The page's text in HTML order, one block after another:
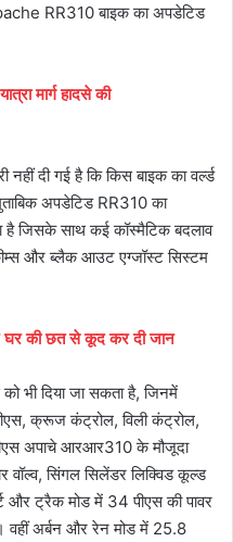
RR310 बाइक का अपडेटिड
मार्ग हादसे की
दी गई है कि किस बाइक का वर्ल्‍ड
अपडेटिड RR310 का
है जिसके साथ कई कॉस्‍मैटिक बदलाव
और ब्‍लैक आउट एग्‍जॉस्‍ट सिस्‍टम
घर की छत से कूद कर दी जान
भी दिया जा सकता है, जिनमें
क्रूज कंट्रोल, विली कंट्रोल,
अपाचे आरआर310 के मौजूदा
वॉल्‍व, सिंगल सिलेंडर लिक्‍विड कूल्‍ड
और ट्रैक मोड में 34 पीएस की पावर
वहीं अर्बन और रेन मोड में 25.8